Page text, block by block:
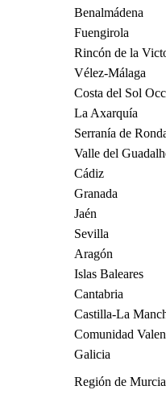
Benalmádena
Fuengirola
Rincón de la
Vélez-Málaga
Costa del Sol
La Axarquía
Serranía de
Valle del
Cádiz
Granada
Jaén
Sevilla
Aragón
Islas Baleares
Cantabria
Castilla-La
Comunidad
Galicia
Región de Murcia